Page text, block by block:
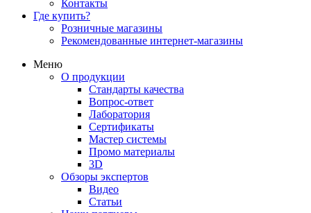
Контакты
Где купить?
Розничные магазины
Рекомендованные интернет-магазины
Меню
О продукции
Стандарты качества
Вопрос-ответ
Лаборатория
Сертификаты
Мастер системы
Промо материалы
3D
Обзоры экспертов
Видео
Статьи